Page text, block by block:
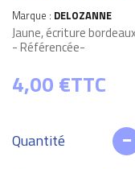
Marque : DELOZANNE
Jaune, écriture
- Référencée-
4,00 €TTC
Quantité